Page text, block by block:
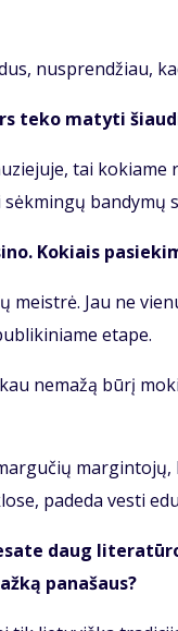
nu­spren­džiau,
te­ko ma­ty­ti
tai
ban­dy­mų
Ko­kiais
meist­rė. Jau ne
eta­pe.
ne­ma­žą bū­rį
pa­de­da ves­ti
daug
pa­na­šaus?